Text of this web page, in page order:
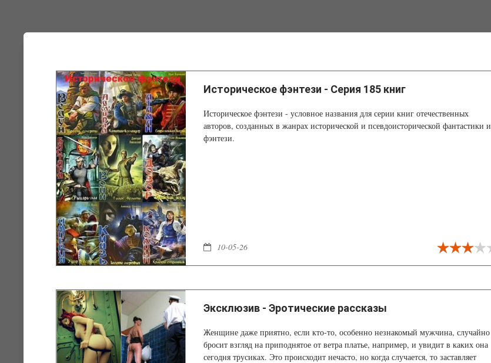
Историческое фэнтези - Серия 185 книг
Историческое фэнтези - условное названия для серии книг отечественных
авторов, созданных в жанрах исторической и псевдоисторической фантастики и
фэнтези.
10-05-26
Эксклюзив - Эротические рассказы
Женщине даже приятно, если кто-то, особенно незнакомый мужчина, случайно
бросит взгляд на приподнятое от ветра платье, например, и увидит в каких она
сегодня трусиках. Это происходит нечасто, но когда случается, то заставляет